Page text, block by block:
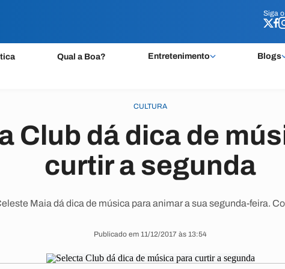
Siga o
Qual a Boa? Entretenimento Blogs
Siga o
CULTURA
Club dá dica de
curtir a segunda
Maia dá dica de música para animar a sua segunda-feira.
Publicado em 11/12/2017 às 13:54